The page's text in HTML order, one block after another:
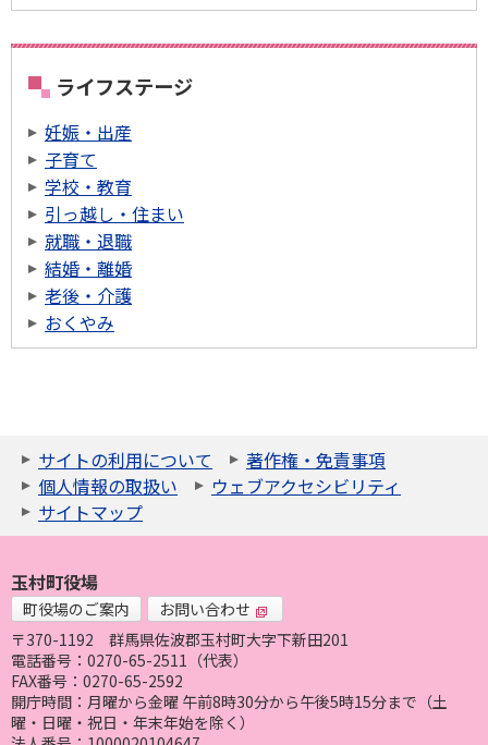
ライフステージ
妊娠・出産
子育て
学校・教育
引っ越し・住まい
就職・退職
結婚・離婚
老後・介護
おくやみ
サイトの利用について
著作権・免責事項
個人情報の取扱い
ウェブアクセシビリティ
サイトマップ
玉村町役場
町役場のご案内
お問い合わせ
〒370-1192
群馬県佐波郡玉村町大字下新田201
電話番号：0270-65-2511（代表）
FAX番号：0270-65-2592
開庁時間：月曜から金曜 午前8時30分から午後5時15分まで（土
曜・日曜・祝日・年末年始を除く）